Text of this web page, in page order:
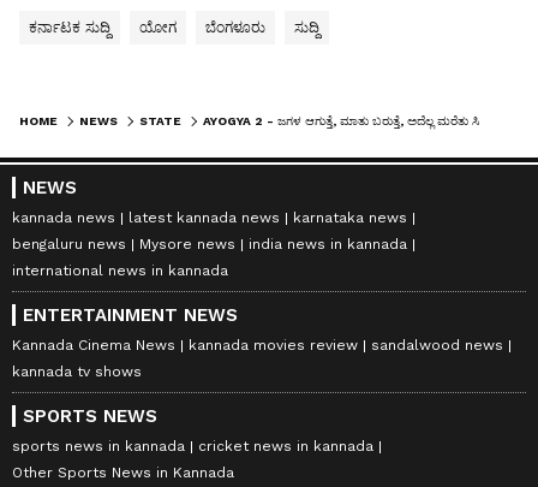
ಕರ್ನಾಟಕ ಸುದ್ದಿ ಯೋಗ ಬೆಂಗಳೂರು ಸುದ್ದಿ
HOME NEWS STATE
NEWS
kannada news latest kannada news
karnataka news
bengaluru news
Mysore news
india news in kannada
international news in kannada
ENTERTAINMENT NEWS
Kannada Cinema News kannada movies review
sandalwood news
kannada tv shows
SPORTS NEWS
sports news in kannada
cricket news in kannada
Other Sports News in Kannada